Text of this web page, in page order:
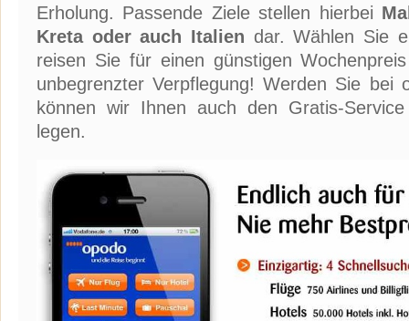
Erholung. Passende Ziele stellen hierbei
Kreta oder auch Italien dar. Wählen Sie
reisen Sie für einen günstigen
unbegrenzter Verpflegung! Werden Sie bei
können wir Ihnen auch den Gratis-
legen.